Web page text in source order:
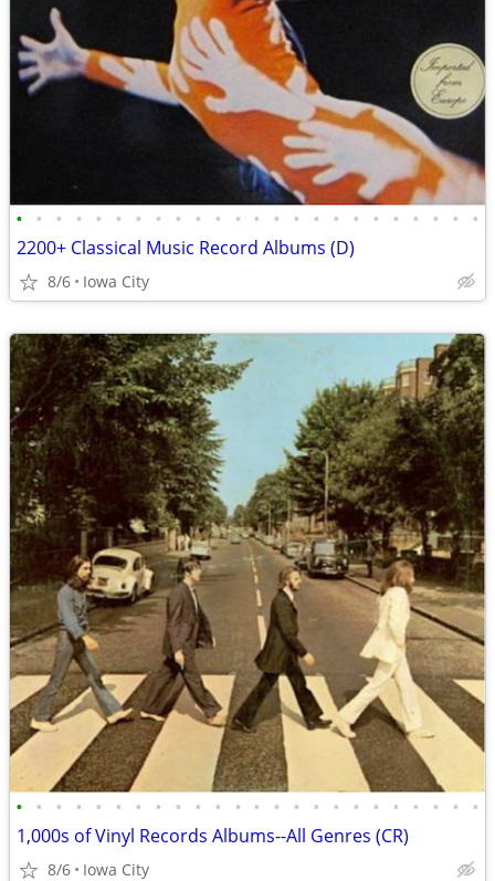
• • • • • • • • • • • • • • • • • • • • • • • •
2200+ Classical Music Record Albums (D)
8/6 Iowa City
• • • • • • • • • • • • • • • • • • • • • • • •
1,000s of Vinyl Records Albums--All Genres (CR)
8/6 Iowa City